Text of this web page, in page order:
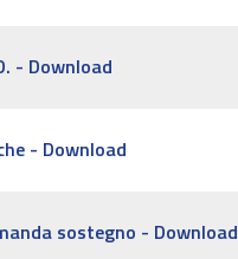
- Download
- Download
sostegno - Download